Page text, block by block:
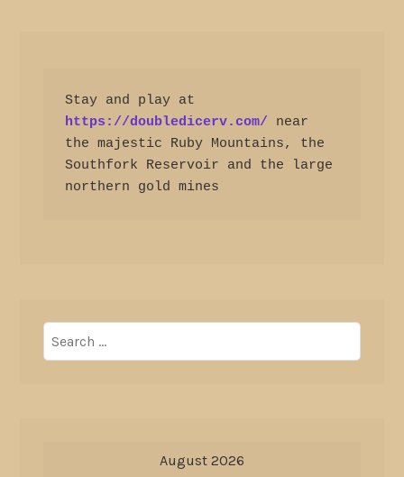
https://doubledicerv.com/ near
the majestic Ruby Mountains, the
Southfork Reservoir and the large
northern gold mines
for:
August 2026